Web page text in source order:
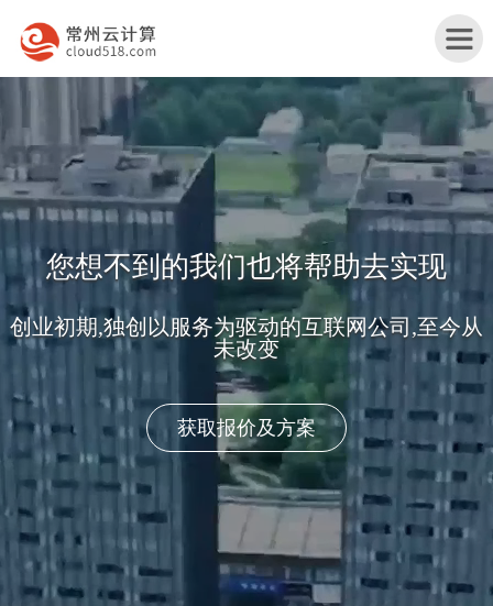
首
页
嘉
兴
产
与
务
嘉
兴
业
决
方
嘉
网
改
版
兴
务
案
关
我
们
系
我
企业互联网营销一体化解决方案
品牌建设 + 自然排名 + 平台运营 + 移动营销 + 效果
广告
转型互联网+